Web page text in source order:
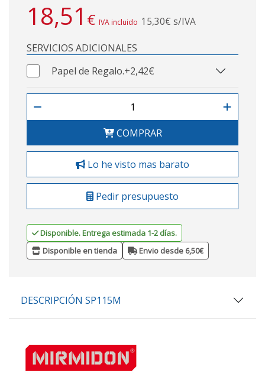
18,51 € IVA incluido 15,30€ s/IVA
SERVICIOS ADICIONALES
Papel de Regalo.+2,42€
COMPRAR
Lo he visto mas barato
Pedir presupuesto
Disponible. Entrega estimada 1-2 días.
Disponible en tienda
Envio desde 6,50€
DESCRIPCIÓN SP115M